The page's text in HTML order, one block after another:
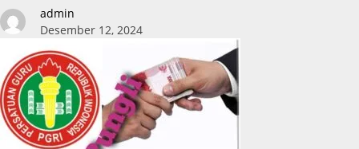
admin
Desember 12, 2024